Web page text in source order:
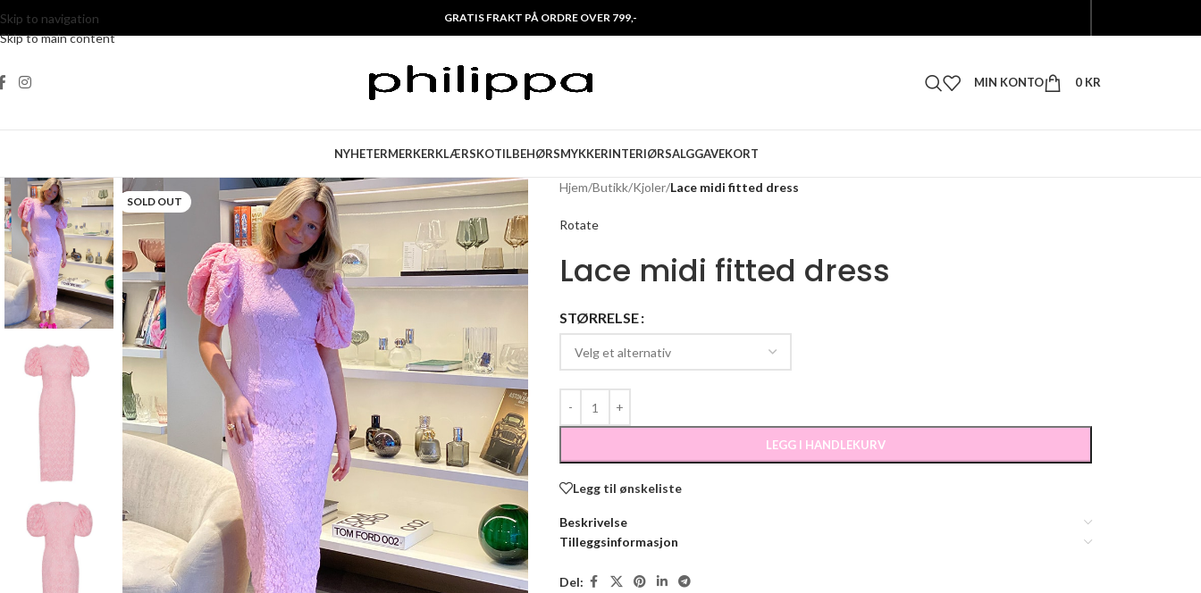
Skip to navigation
Skip to main content
GRATIS FRAKT PÅ ORDRE OVER 799,-
MIN KONTO 0 KR
NYHETERMERKERKLÆRSKOTILBEHØRSMYKKERINTERIØRSALGGAVEKORT
SOLD OUT
Hjem/Butikk/Kjoler/Lace midi fitted dress
Rotate
Lace midi fitted dress
STØRRELSE
LEGG I HANDLEKURV
Legg til ønskeliste
Beskrivelse
Tilleggsinformasjon
Del: